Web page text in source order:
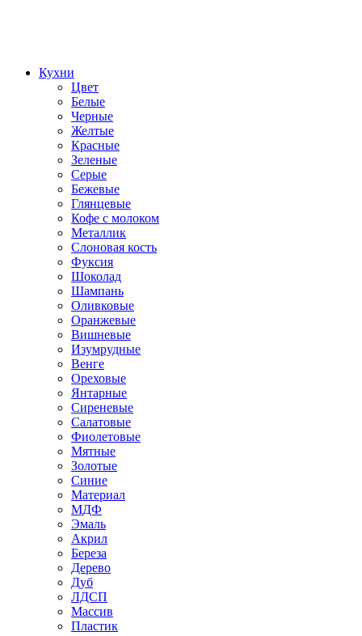
Кухни
Цвет
Белые
Черные
Желтые
Красные
Зеленые
Серые
Бежевые
Глянцевые
Кофе с молоком
Металлик
Слоновая кость
Фуксия
Шоколад
Шампань
Оливковые
Оранжевые
Вишневые
Изумрудные
Венге
Ореховые
Янтарные
Сиреневые
Салатовые
Фиолетовые
Мятные
Золотые
Синие
Материал
МДФ
Эмаль
Акрил
Береза
Дерево
Дуб
ЛДСП
Массив
Пластик